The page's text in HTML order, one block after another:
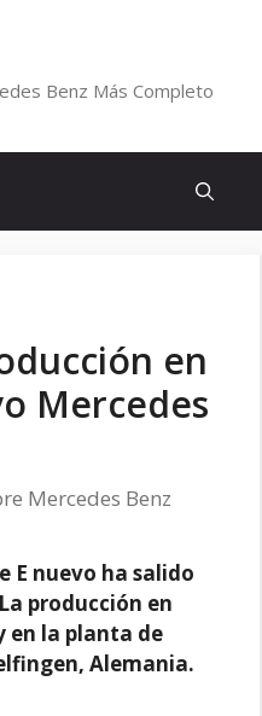
Benz Más Completo
en
Mercedes
Mercedes Benz
E nuevo ha salido
producción en
en la planta de
Alemania.